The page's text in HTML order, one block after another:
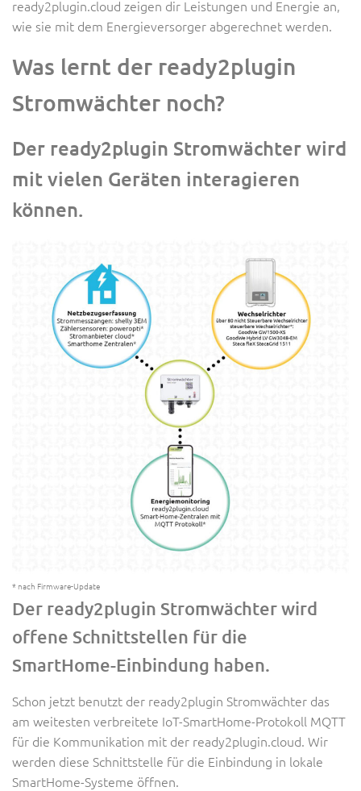
ready2plugin.cloud zeigen dir Leistungen und Energie an,
wie sie mit dem Energieversorger abgerechnet werden.
Was lernt der ready2plugin
Stromwächter noch?
Der ready2plugin Stromwächter wird
mit vielen Geräten interagieren
können.
* nach Firmware-Update
Der ready2plugin Stromwächter wird
offene Schnittstellen für die
SmartHome-Einbindung haben.
Schon jetzt benutzt der ready2plugin Stromwächter das
am weitesten verbreitete IoT-SmartHome-Protokoll MQTT
für die Kommunikation mit der ready2plugin.cloud. Wir
werden diese Schnittstelle für die Einbindung in lokale
SmartHome-Systeme öffnen.